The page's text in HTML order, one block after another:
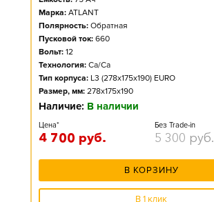
Марка: ATLANT
Полярность: Обратная
Пусковой ток: 660
Вольт: 12
Технология: Ca/Ca
Тип корпуса: L3 (278x175x190) EURO
Размер, мм: 278x175x190
Наличие: В наличии
Цена*
4 700 руб.
Без Trade-in
5 300 руб.
В КОРЗИНУ
В 1 клик